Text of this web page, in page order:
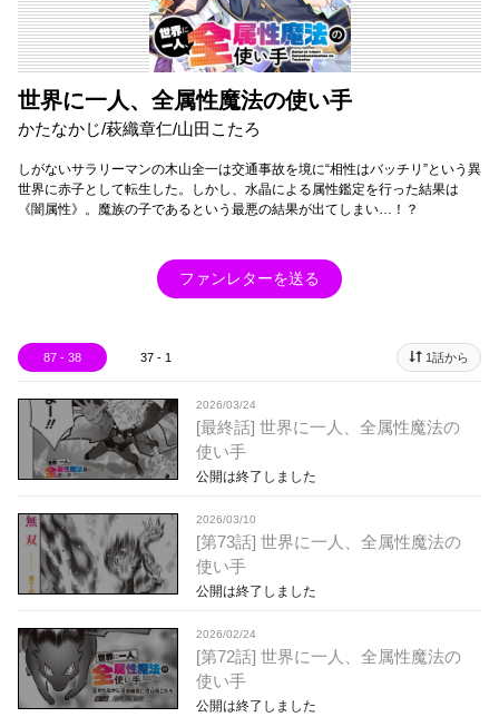
世界に一人、全属性魔法の使い手
かたなかじ/萩織章仁/山田こたろ
しがないサラリーマンの木山全一は交通事故を境に“相性はバッチリ”という異
世界に赤子として転生した。しかし、水晶による属性鑑定を行った結果は
《闇属性》。魔族の子であるという最悪の結果が出てしまい…！？
ファンレターを送る
87 - 38 37 - 1 1話から
2026/03/24
[最終話] 世界に一人、全属性魔法の
使い手
公開は終了しました
2026/03/10
[第73話] 世界に一人、全属性魔法の
使い手
公開は終了しました
2026/02/24
[第72話] 世界に一人、全属性魔法の
使い手
公開は終了しました